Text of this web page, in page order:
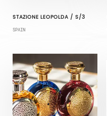
STAZIONE LEOPOLDA / S/3
SPAIN